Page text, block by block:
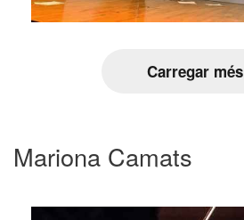
Carregar més
Mariona Camats